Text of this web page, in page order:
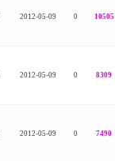
2012-05-09 0 10505
2012-05-09 0 8309
2012-05-09 0 7490